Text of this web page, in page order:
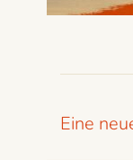
Eine